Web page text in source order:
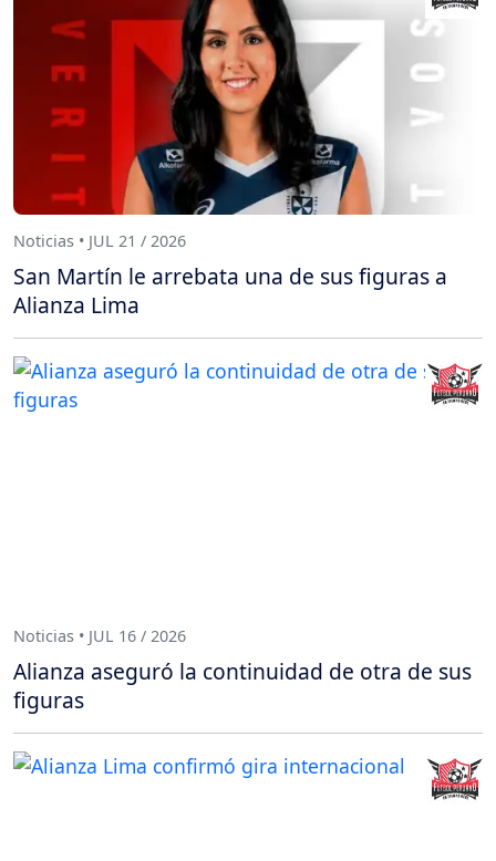
Noticias • JUL 21 / 2026
San Martín le arrebata una de sus figuras a
Alianza Lima
Noticias • JUL 16 / 2026
Alianza aseguró la continuidad de otra de sus
figuras